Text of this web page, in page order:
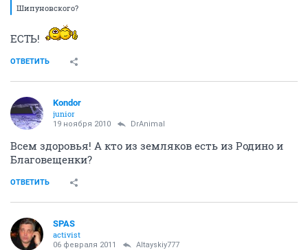
Шипуновского?
ЕСТЬ!
ОТВЕТИТЬ
Kondor
junior
19 ноября 2010 DrAnimal
Всем здоровья! А кто из земляков есть из Родино и
Благовещенки?
ОТВЕТИТЬ
SPAS
activist
06 февраля 2011 Altayskiy777